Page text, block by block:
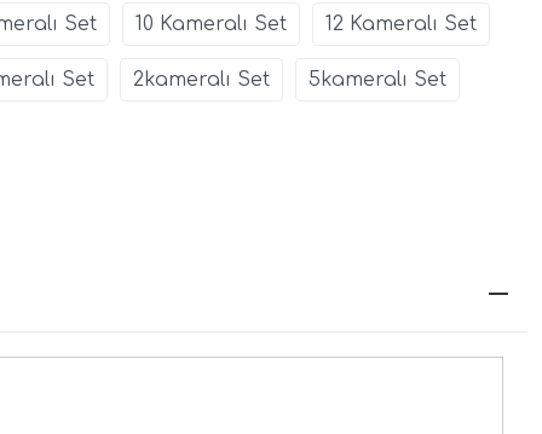
Set 10 Kameralı Set 12 Kameralı Set
Set 2kameralı Set 5kameralı Set